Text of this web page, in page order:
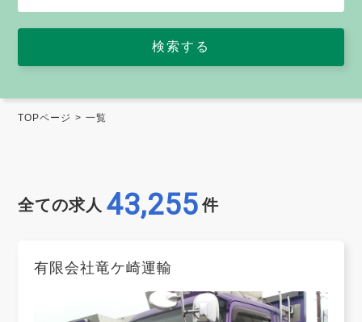
TOPページ 一覧
全ての求人 43,255 件
有限会社竜ケ崎運輸